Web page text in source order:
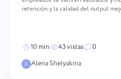
retención y la calidad del output
10 min 43 vistas
0
Alena Shelyakina